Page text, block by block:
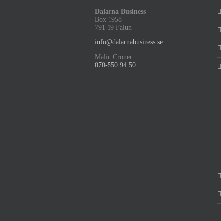
Dalarna Business
Box 1958
791 19 Falun
info@dalarnabusiness.se
Malin Croner
070-550 94 50